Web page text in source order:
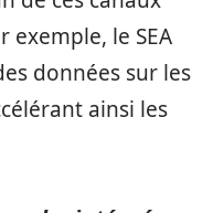
exemple, le SEA
données sur les
ainsi les